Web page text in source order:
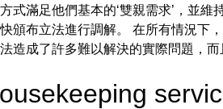
式滿足他們基本的‘雙親需求’，並
頒布立法進行調解。 在所有情況
造成了許多難以解決的實際問題，而